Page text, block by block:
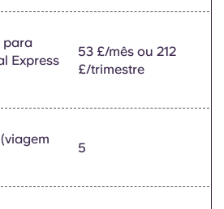
para
Express
53 £/mês ou 212
£/trimestre
5